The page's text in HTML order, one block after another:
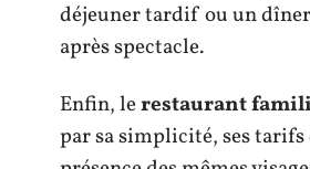
déjeuner tardif ou un
après spectacle.
Enfin, lerestaurant
par sa simplicité, ses tarifs